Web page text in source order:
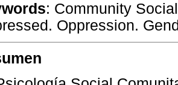
: Community
Oppression.